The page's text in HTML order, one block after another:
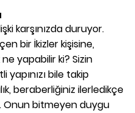
karşınızda duruyor.
bir İkizler kişisine,
yapabilir ki? Sizin
bile takip
beraberliğiniz ilerledikçe
Onun bitmeyen duygu